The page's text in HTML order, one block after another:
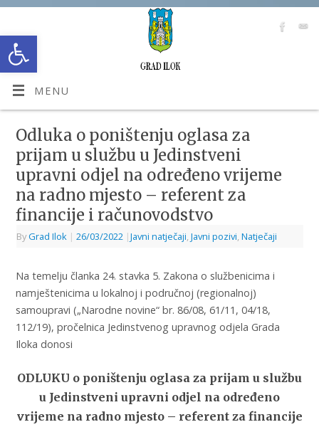
Open toolbar
MENU
Odluka o poništenju oglasa za
prijam u službu u Jedinstveni
upravni odjel na određeno vrijeme
na radno mjesto – referent za
financije i računovodstvo
ByGrad Ilok | 26/03/2022 |Javni natječaji Javni pozivi Natječaji
Na temelju članka 24. stavka 5. Zakona o službenicima i
namještenicima u lokalnoj i područnoj (regionalnoj)
samoupravi („Narodne novine“ br. 86/08, 61/11, 04/18,
112/19), pročelnica Jedinstvenog upravnog odjela Grada
Iloka donosi
ODLUKU o poništenju oglasa za prijam u službu
u Jedinstveni upravni odjel na određeno
vrijeme na radno mjesto – referent za financije